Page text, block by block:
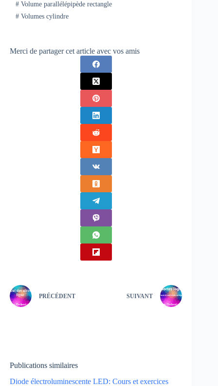
#Volume parallélépipède rectangle
#Volumes cylindre
Merci de partager cet article avec vos amis
PRÉCÉDENT SUIVANT
Publications similaires
Diode électroluminescente LED: Cours et exercices